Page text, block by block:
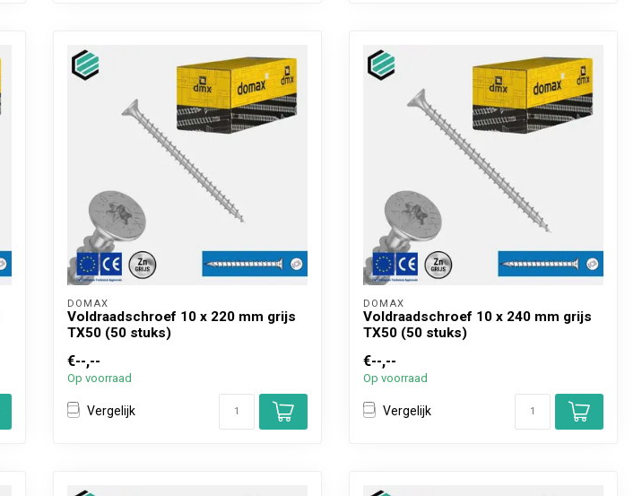
DOMAX
Voldraadschroef 10 x 220 mm grijs
TX50 (50 stuks)
€--,--
Op voorraad
Vergelijk
DOMAX
Voldraadschroef 10 x 240 mm grijs
TX50 (50 stuks)
€--,--
Op voorraad
Vergelijk